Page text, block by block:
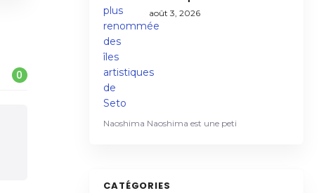
0
août 3, 2026
Naoshima Naoshima est une peti
CATÉGORIES